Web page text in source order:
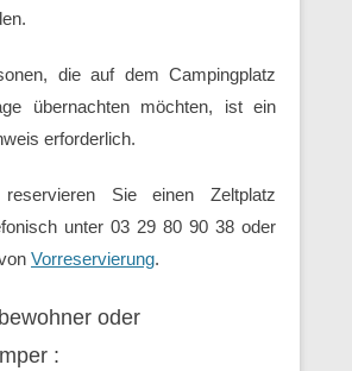
die auf dem Campingplatz
übernachten möchten, ist ein
erforderlich.
Sie einen Zeltplatz
unter 03 29 80 90 38 oder
Vorreservierung.
oder
: